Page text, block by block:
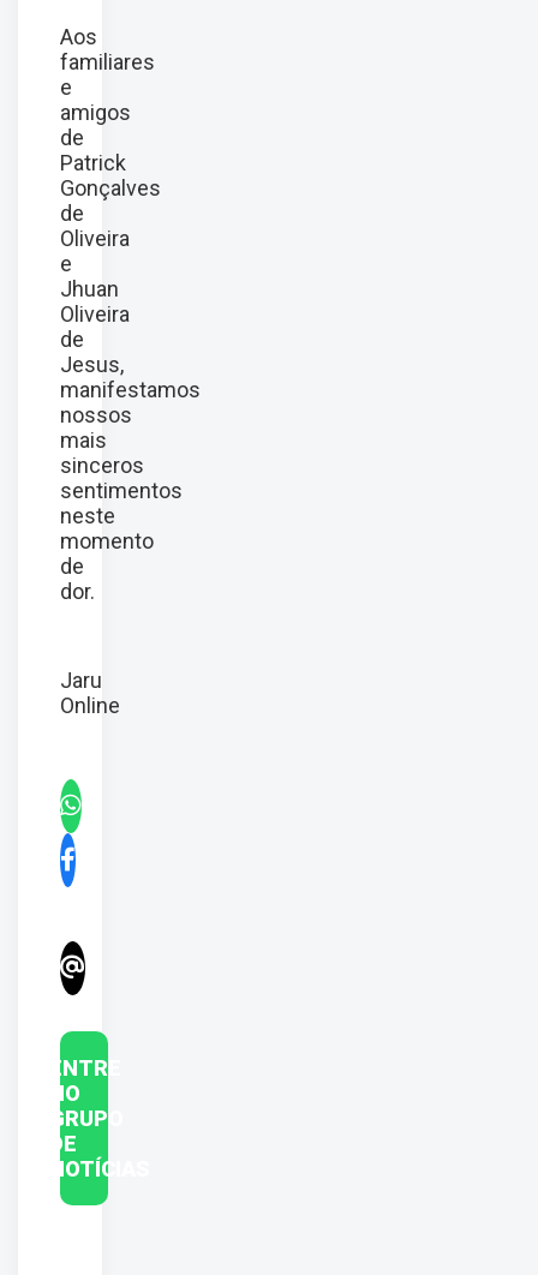
Aos
familiares
e
amigos
de
Patrick
Gonçalves
de
Oliveira
e
Jhuan
Oliveira
de
Jesus,
manifestamos
nossos
mais
sinceros
sentimentos
neste
momento
de
dor.
Jaru
Online
ENTRE
NO
GRUPO
DE
NOTÍCIAS